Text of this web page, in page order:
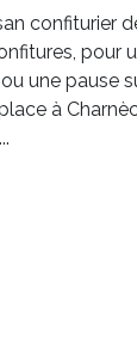
confiturier
pour
une pause
à